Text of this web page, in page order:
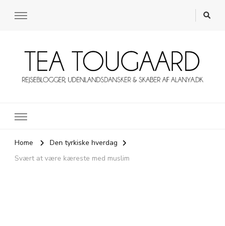
Home
Den tyrkiske hverdag
Svært at være kæreste med muslim